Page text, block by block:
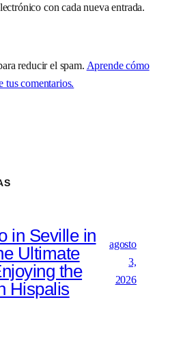
con cada nueva entrada.
reducir el spam. Aprende cómo
tus comentarios.
in Seville in
Ultimate
the
Hispalis
agosto
3,
2026